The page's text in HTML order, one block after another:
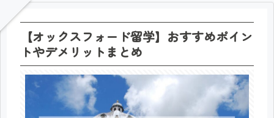
【オックスフォード留学】おすすめポイン
トやデメリットまとめ